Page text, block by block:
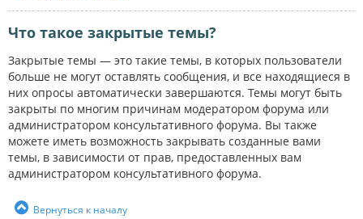
Что такое закрытые темы?
Закрытые темы — это такие темы, в которых пользователи
больше не могут оставлять сообщения, и все находящиеся в
них опросы автоматически завершаются. Темы могут быть
закрыты по многим причинам модератором форума или
администратором консультативного форума. Вы также
можете иметь возможность закрывать созданные вами
темы, в зависимости от прав, предоставленных вам
администратором консультативного форума.
Вернуться к началу